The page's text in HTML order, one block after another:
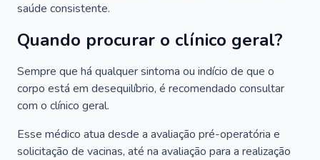
saúde consistente.
Quando procurar o clínico geral?
Sempre que há qualquer sintoma ou indício de que o
corpo está em desequilíbrio, é recomendado consultar
com o clínico geral.
Esse médico atua desde a avaliação pré-operatória e
solicitação de vacinas, até na avaliação para a realização